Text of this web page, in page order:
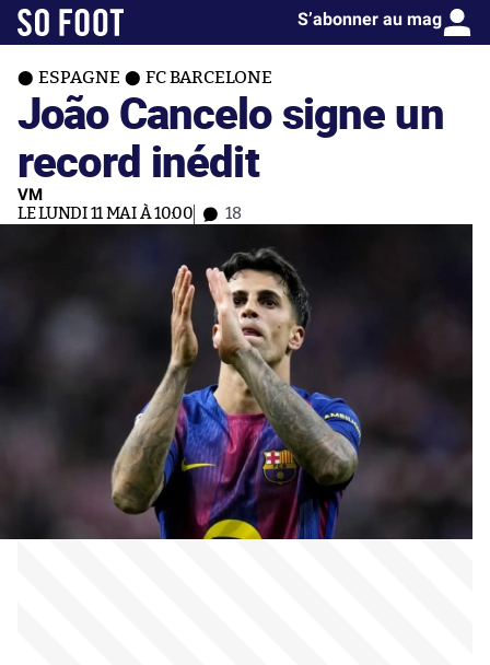
S’abonner au mag
ESPAGNE FC BARCELONE
João Cancelo signe un
record inédit
VM
LE LUNDI 11 MAI À 10:00 18